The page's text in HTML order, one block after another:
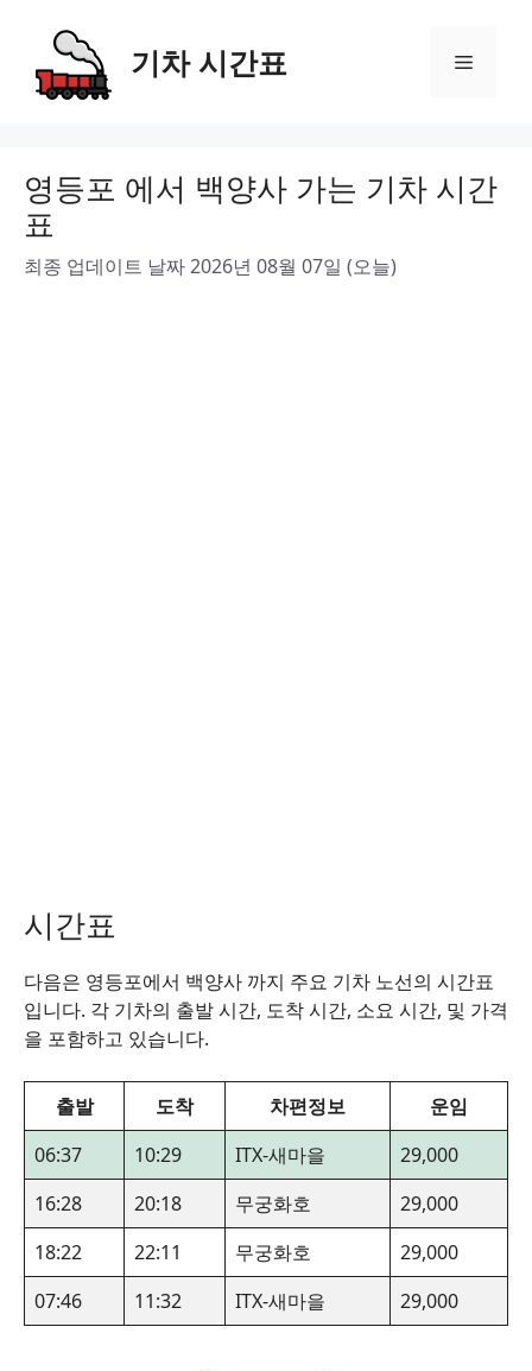
content
기차 시간표 Menu
영등포 에서 백양사 가는 기차 시간
표
최종 업데이트 날짜 2026년 08월 07일 (오늘)
시간표
다음은 영등포에서 백양사 까지 주요 기차 노선의 시간표
입니다. 각 기차의 출발 시간, 도착 시간, 소요 시간, 및 가격
을 포함하고 있습니다.
출발 도착 차편정보
운임
06:37
10:29 ITX-새마을
29,000
16:28
20:18 무궁화호
29,000
18:22
22:11 무궁화호
29,000
07:46
11:32 ITX-새마을 29,000